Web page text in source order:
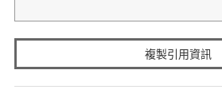
複製引用資訊